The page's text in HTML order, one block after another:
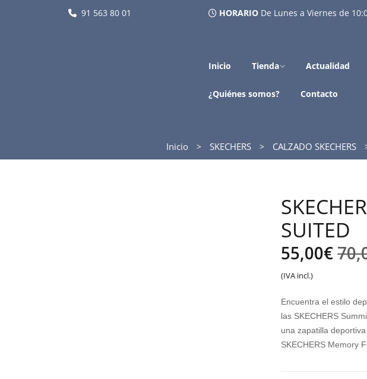
91 563 80 01 HORARIO De Lunes a Viernes de
Inicio Tienda Actualidad
¿Quiénes somos? Contacto
Inicio SKECHERS CALZADO SKECHERS
SUITED
55,00€
(IVA incl.)
Encuentra el estilo
las SKECHERS
una zapatilla
SKECHERS Memory